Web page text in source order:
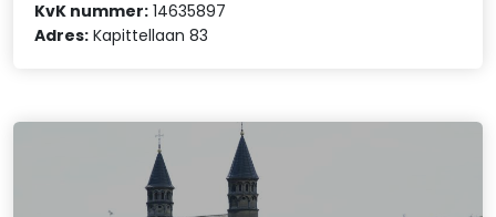
KvK nummer: 14635897
Adres: Kapittellaan 83